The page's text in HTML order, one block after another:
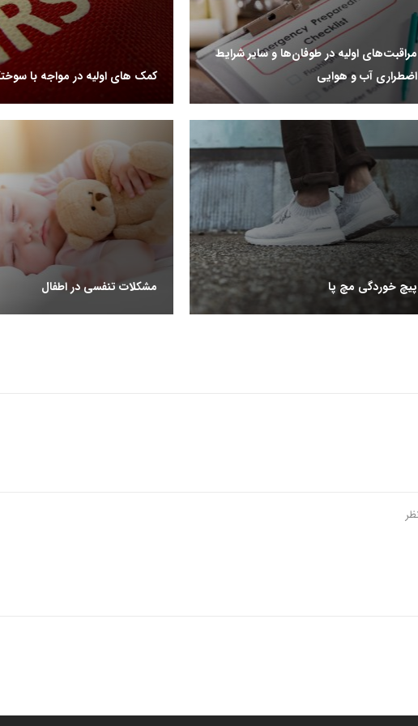
مراقبت‌های اولیه در طوفان‌ها و سایر شرایط
اضطراری آب ‌و‌ هوایی
کمک های اولیه در مواجه با
پیچ خوردگی مچ پا مشکلات تنفسی در اطفال